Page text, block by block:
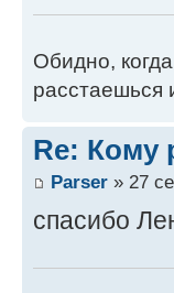
Обидно,
расстаешься
Re: Кому
Parser » 27
спасибо